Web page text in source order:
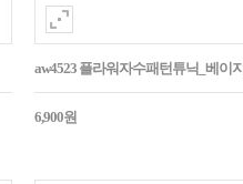
aw4523 플라워자수패턴튜닉_베이지
6,900원